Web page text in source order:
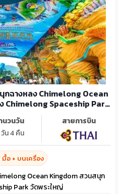
กฉางหลง Chimelong Ocean
Chimelong Spaceship Park
นวนวัน
น 4 คืน
สายการบิน
มื้อ + บนเครื่อง
Ocean Kingdom สวนสนุก
Park วัดพระใหญ่